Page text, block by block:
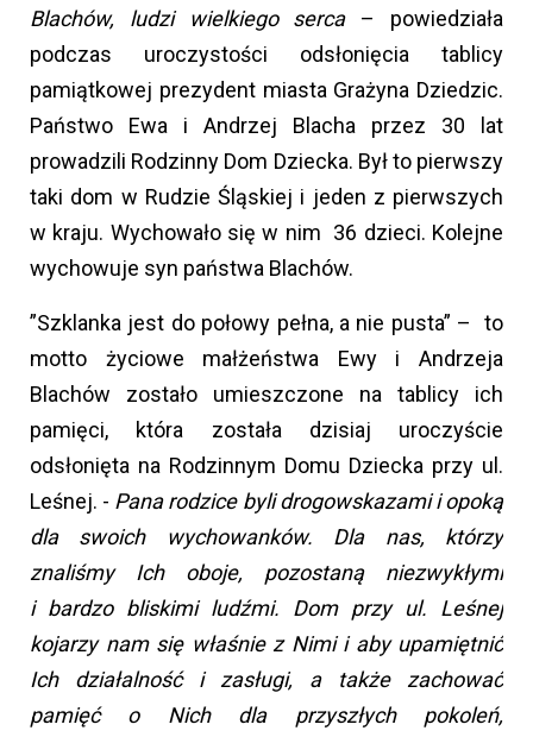
Blachów, ludzi wielkiego serca– powiedziała
podczas uroczystości odsłonięcia tablicy
pamiątkowej prezydent miasta Grażyna Dziedzic.
Państwo Ewa i Andrzej Blacha przez 30 lat
prowadzili Rodzinny Dom Dziecka. Był to pierwszy
taki dom w Rudzie Śląskiej i jeden z pierwszych
w kraju. Wychowało się w nim 36 dzieci. Kolejne
wychowuje syn państwa Blachów.
”Szklanka jest do połowy pełna, a nie pusta” – to
motto życiowe małżeństwa Ewy i Andrzeja
Blachów zostało umieszczone na tablicy ich
pamięci, która została dzisiaj uroczyście
odsłonięta na Rodzinnym Domu Dziecka przy ul.
Leśnej. - Pana rodzice byli drogowskazami i opoką
dla swoich wychowanków. Dla nas, którzy
znaliśmy Ich oboje, pozostaną niezwykłymi
i bardzo bliskimi ludźmi. Dom przy ul. Leśnej
kojarzy nam się właśnie z Nimi i aby upamiętnić
Ich działalność i zasługi, a także zachować
pamięć o Nich dla przyszłych pokoleń,